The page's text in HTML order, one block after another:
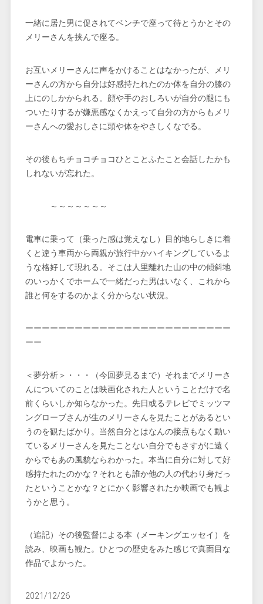
一緒に居た男に促されてベンチで座って待とうかとその
メリーさんを挟んで座る。
お互いメリーさんに声をかけることはなかったが、メリ
ーさんの方から自分は好感持たれたのか体を自分の膝の
上にのしかかられる。顔や手のおしろいが自分の腿にも
ついたりするが嫌悪感なくかえって自分の方からもメリ
ーさんへの愛おしさに頭や体をやさしくなでる。
その後もちチョコチョコひとことふたこと会話したかも
しれないが忘れた。
～～～～～～～
電車に乗って（乗った感は覚えなし）目的地らしきに着
くと違う車両から両親が旅行中かハイキングしているよ
うな格好して現れる。そこは人里離れた山の中の傾斜地
のいっかくでホームで一緒だった男はいなく、これから
誰と何をするのかよく分からない状況。
ーーーーーーーーーーーーーーーーーーーーーーーーー
ーー
＜夢分析＞・・・（今回夢見るまで）それまでメリーさ
んについてのことは映画化された人ということだけで名
前くらいしか知らなかった。先日或るテレビでミッツマ
ングローブさんが生のメリーさんを見たことがあるとい
うのを観たばかり。当然自分とはなんの接点もなく動い
ているメリーさんを見たことない自分でもさすがに遠く
からでもあの風貌ならわかった。本当に自分に対して好
感持たれたのかな？それとも誰か他の人の代わり身だっ
たということかな？とにかく影響されたか映画でも観よ
うかと思う。
（追記）その後監督による本（メーキングエッセイ）を
読み、映画も観た。ひとつの歴史をみた感じで真面目な
作品でよかった。
2021/12/26